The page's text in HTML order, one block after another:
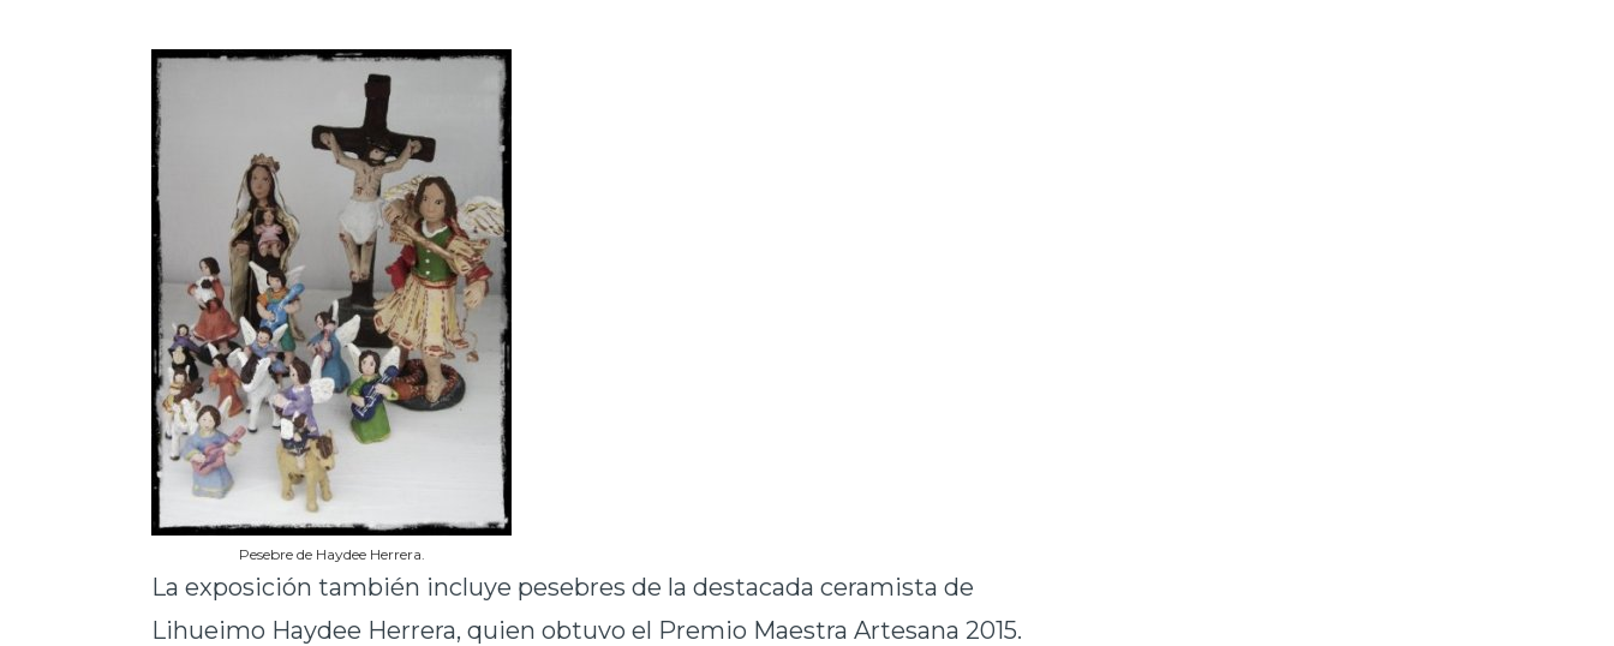
Pesebre de Haydee Herrera.
La exposición también incluye pesebres de la destacada ceramista de
Lihueimo Haydee Herrera, quien obtuvo el Premio Maestra Artesana 2015.